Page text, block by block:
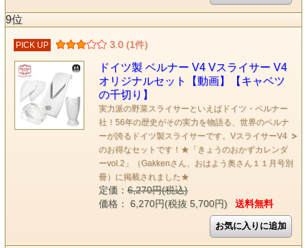
9位
PICK UP 3.0 (1件)
ドイツ製 ベルナー V4 Vスライサー V4
オリジナルセット【動画】【キャベツ
の千切り】
実力派の野菜スライサーといえばドイツ・ベルナー
社！56年の歴史がその実力を物語る、世界のベルナ
ーが誇るドイツ製スライサーです。VスライサーV4
のお得なセットです！★「きょうのおかずカレンダ
ーvol.2」（Gakkenさん、おはよう奥さん１１月号別
冊）に掲載されました★
定価：6,270円(税込)
価格： 6,270円(税抜 5,700円)
送料無料